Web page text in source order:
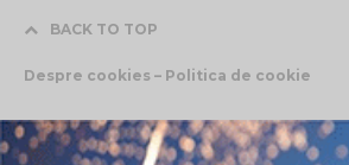
BACK TO TOP
Despre cookies – Politica de cookie